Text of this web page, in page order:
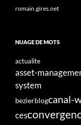
romain.gires.net
NUAGE DE MOTS
actualite
asset-
system
bezierblogcanal-
ces